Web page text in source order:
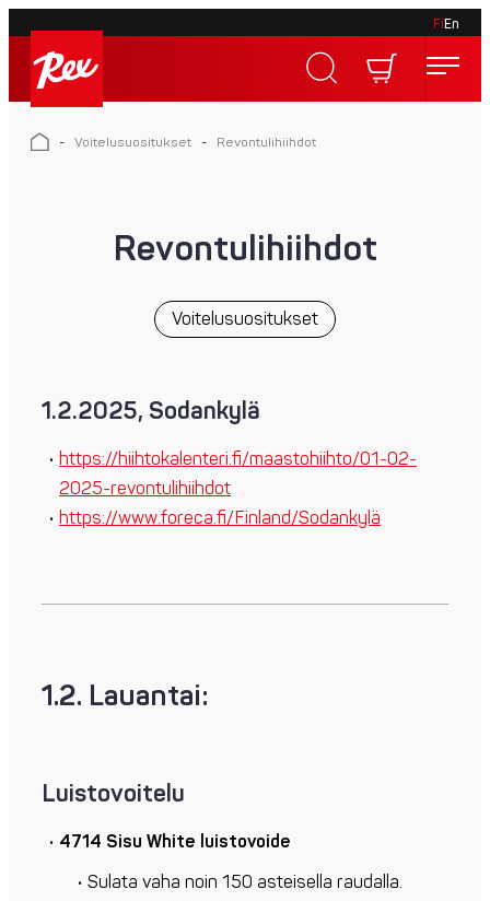
Skip
content
FiEn
Rex
- Voitelusuositukset - Revontulihiihdot
Revontulihiihdot
Voitelusuositukset
1.2.2025, Sodankylä
https://hiihtokalenteri.fi/maastohiihto/01-02-
2025-revontulihiihdot
https://www.foreca.fi/Finland/Sodankylä
1.2. Lauantai:
Luistovoitelu
4714 Sisu White luistovoide
Sulata vaha noin 150 asteisella raudalla.